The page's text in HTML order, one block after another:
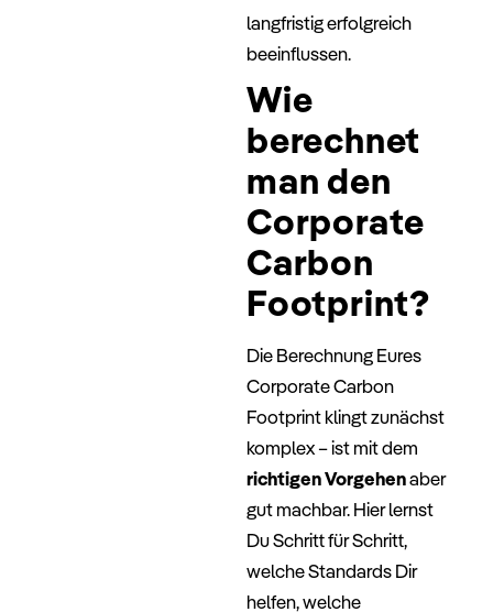
langfristig erfolgreich
beeinflussen.
Wie
berechnet
man den
Corporate
Carbon
Footprint?
Die Berechnung Eures
Corporate Carbon
Footprint klingt zunächst
komplex – ist mit dem
richtigen Vorgehenaber
gut machbar. Hier lernst
Du Schritt für Schritt,
welche Standards Dir
helfen, welche